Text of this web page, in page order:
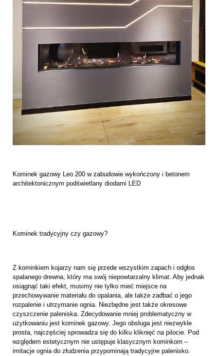
Kominek gazowy Leo 200 w zabudowie wykończony i betonem
architektonicznym podświetlany diodami LED
Kominek tradycyjny czy gazowy?
Z kominkiem kojarzy nam się przede wszystkim zapach i odgłos
spalanego drewna, który ma swój niepowtarzalny klimat. Aby jednak
osiągnąć taki efekt, musimy nie tylko mieć miejsce na
przechowywanie materiału do opalania, ale także zadbać o jego
rozpalenie i utrzymanie ognia. Niezbędne jest także okresowe
czyszczenie paleniska. Zdecydowanie mniej problematyczny w
użytkowaniu jest kominek gazowy. Jego obsługa jest niezwykle
prosta, najczęściej sprowadza się do kilku kliknięć na pilocie. Pod
względem estetycznym nie ustępuje klasycznym kominkom –
imitacje ognia do złudzenia przypominają tradycyjne palenisko.